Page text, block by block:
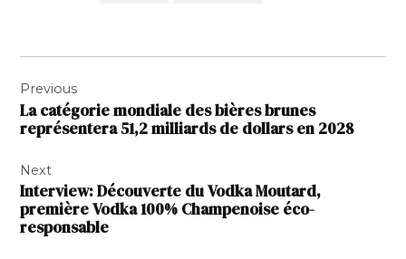
de
l’article
Previous
La catégorie mondiale des bières brunes
représentera 51,2 milliards de dollars en 2028
Next
Interview: Découverte du Vodka Moutard,
première Vodka 100% Champenoise éco-
responsable